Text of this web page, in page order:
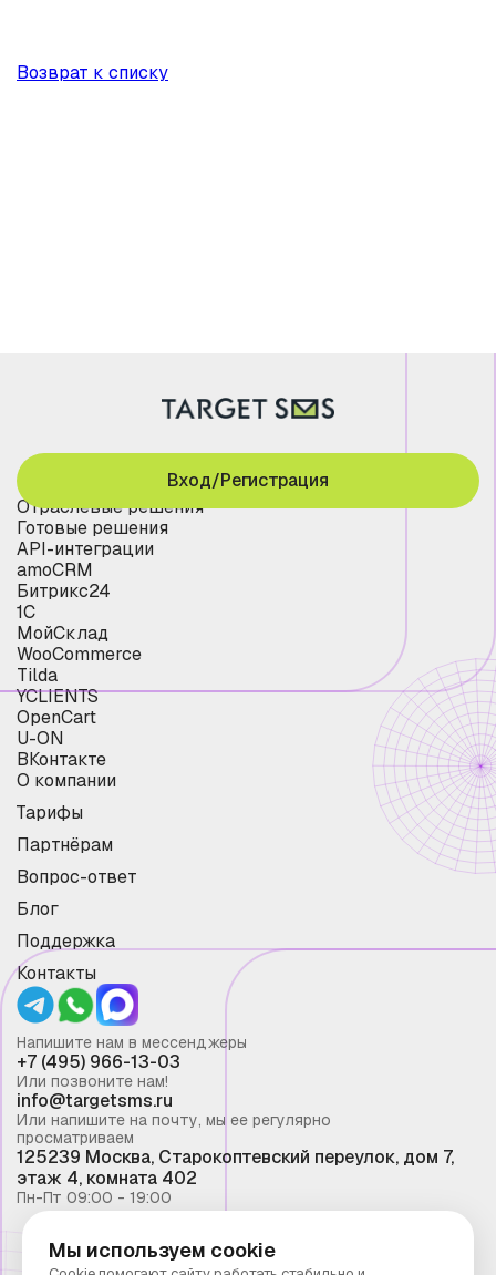
Возврат к списку
Отраслевые решения
Готовые решения
API-интеграции
amoCRM
Битрикс24
1С
МойСклад
WooCommerce
Tilda
YCLIENTS
OpenCart
U-ON
ВКонтакте
О компании
Тарифы
Партнёрам
Вопрос-ответ
Блог
Поддержка
Контакты
Вход/Регистрация
Напишите нам в мессенджеры
+7 (495) 966-13-03
Или позвоните нам!
info@targetsms.ru
Или напишите на почту, мы ее регулярно
просматриваем
125239 Москва, Старокоптевский переулок, дом 7,
этаж 4, комната 402
Пн-Пт 09:00 - 19:00
Мы используем cookie